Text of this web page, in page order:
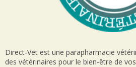
Direct-Vet est une parapharmacie
des vétérinaires pour le bien-être de